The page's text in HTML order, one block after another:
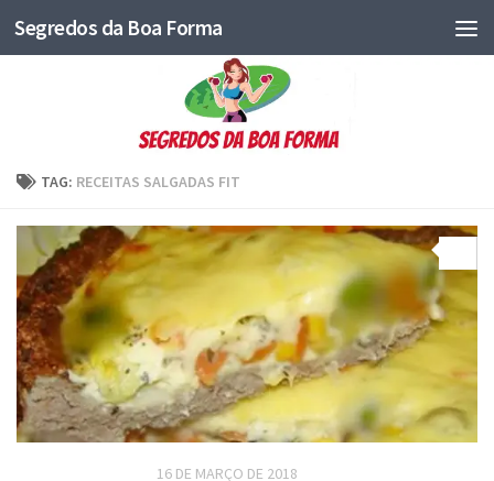
Segredos da Boa Forma
TAG: RECEITAS SALGADAS FIT
16 DE MARÇO DE 2018